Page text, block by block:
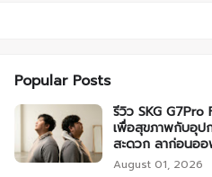
Popular Posts
รีวิว SKG G7Pro
เพื่อสุขภาพกับอุป
สะดวก ลาก่อนอ
August 01, 2026